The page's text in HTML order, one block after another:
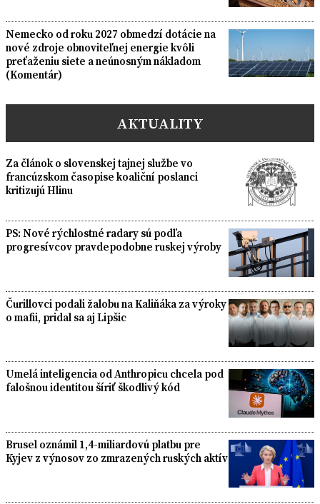
Nemecko od roku 2027 obmedzí dotácie na
nové zdroje obnoviteľnej energie kvôli
preťaženiu siete a neúnosným nákladom
(Komentár)
AKTUALITY
Za článok o slovenskej tajnej službe vo
francúzskom časopise koaliční poslanci
kritizujú Hlinu
PS: Nové rýchlostné radary sú podľa
progresívcov pravdepodobne ruskej výroby
Čurillovci podali žalobu na Kaliňáka za výroky
o mafii, pridal sa aj Lipšic
Umelá inteligencia od Anthropicu chcela pod
falošnou identitou šíriť škodlivý kód
Brusel oznámil 1,4-miliardovú platbu pre
Kyjev z výnosov zo zmrazených ruských aktív